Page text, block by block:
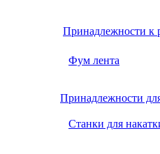
Принадлежности к
Фум лента
Принадлежности
Станки для